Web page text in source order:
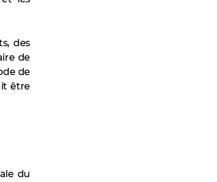
des
de
de
être
du